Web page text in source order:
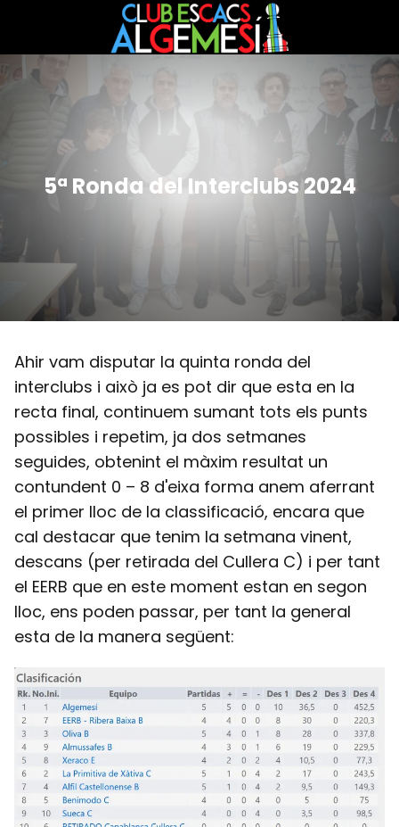
5ª Ronda del Interclubs 2024
Ahir vam disputar la quinta ronda del
interclubs i això ja es pot dir que esta en la
recta final, continuem sumant tots els punts
possibles i repetim, ja dos setmanes
seguides, obtenint el màxim resultat un
contundent 0 – 8 d'eixa forma anem aferrant
el primer lloc de la classificació, encara que
cal destacar que tenim la setmana vinent,
descans (per retirada del Cullera C) i per tant
el EERB que en este moment estan en segon
lloc, ens poden passar, per tant la general
esta de la manera següent: